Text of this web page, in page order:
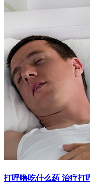
打呼噜吃什么药 治疗打